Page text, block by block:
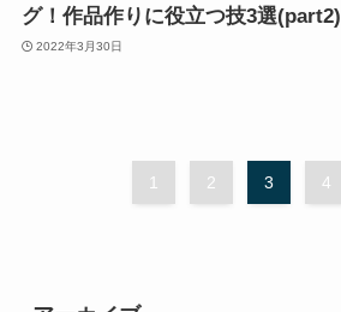
グ！作品作りに役立つ技3選(part2)
2022年3月30日
1 2 3 4